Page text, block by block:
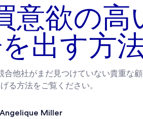
意欲の高
出す方
他社がまだ見つけていない貴重な
る方法をご覧ください。
Angelique Miller